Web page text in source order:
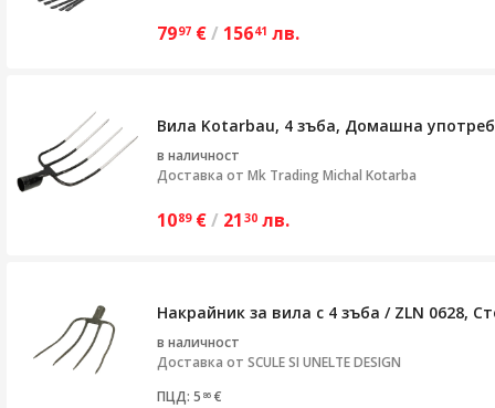
7997 €/ 15641 лв.
Вила Kotarbau, 4 зъба, Домашна
в наличност
Доставка от Mk Trading Michal Kotarba
1089 €/ 21 30 лв.
Накрайник за вила с 4 зъба / ZLN 0628,
в наличност
Доставка от SCULE SI UNELTE DESIGN
ПЦД: 5 86 €